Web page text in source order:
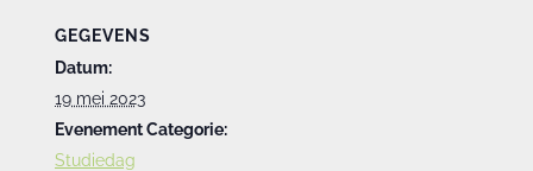
GEGEVENS
Datum:
19 mei 2023
Evenement Categorie:
Studiedag